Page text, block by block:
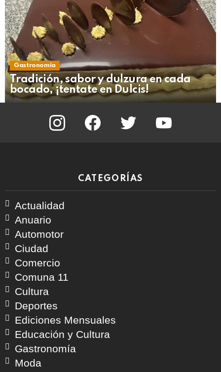
Gastronomía
Tradición, sabor y dulzura en cada
bocado, ¡tentate en Dulcis!
instagram facebook twitter
CATEGORÍAS
Actualidad
Anuario
Automotor
Ciudad
Comercio
Comuna 11
Cultura
Deportes
Ediciones Mensuales
Educación y Cultura
Gastronomía
Moda